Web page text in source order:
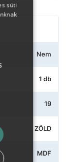
Nem
1 db
19
ZÖLD
MDF
süti